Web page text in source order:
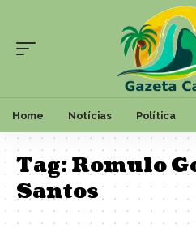
Home Notícias Política
Tag:Romulo
Santos